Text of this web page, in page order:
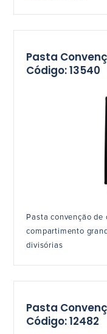
Pasta
Código: 13540
Pasta convenção
compartimento
divisórias
Pasta
Código: 12482